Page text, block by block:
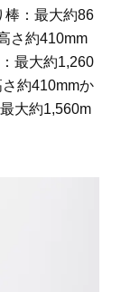
：最大約86
さ約410mm
最大約1,260
約410mmか
大約1,560m